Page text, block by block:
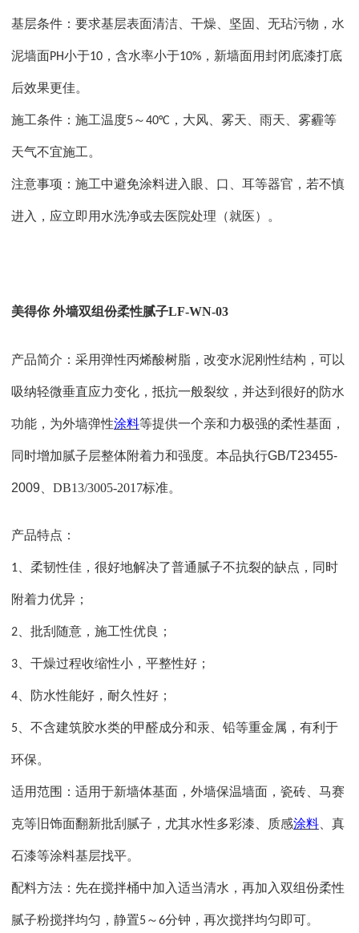
基层条件：要求基层表面清洁、干燥、坚固、无玷污物，水
泥墙面PH小于10 ，含水率小于10% ，新墙面用封闭底漆打底
后效果更佳。
施工条件：施工温度5～40°C ，大风、雾天、雨天、雾霾等
天气不宜施工。
注意事项：施工中避免涂料进入眼、口、耳等器官，若不慎
进入，应立即用水洗净或去医院处理（就医）。
美得你 外墙双组份柔性腻子LF-WN-03
产品简介：采用弹性丙烯酸树脂，改变水泥刚性结构，可以
吸纳轻微垂直应力变化，抵抗一般裂纹，并达到很好的防水
功能，为外墙弹性涂料等提供一个亲和力极强的柔性基面，
同时增加腻子层整体附着力和强度。 本品执行GB/T23455-
2009 DB13/3005-2017标准。
产品特点：
1 、柔韧性佳，很好地解决了普通腻子不抗裂的缺点，同时
附着力优异；
2 、批刮随意，施工性优良；
3 、干燥过程收缩性小，平整性好；
4 、防水性能好，耐久性好；
5 、不含建筑胶水类的甲醛成分和汞、铅等重金属，有利于
环保。
适用范围：适用于新墙体基面，外墙保温墙面，瓷砖、马赛
克等旧饰面翻新批刮腻子，尤其水性多彩漆、质感涂料 、真
石漆等涂料基层找平。
配料方法：先在搅拌桶中加入适当清水，再加入双组份柔性
腻子粉搅拌均匀，静置5～6分钟，再次搅拌均匀即可。